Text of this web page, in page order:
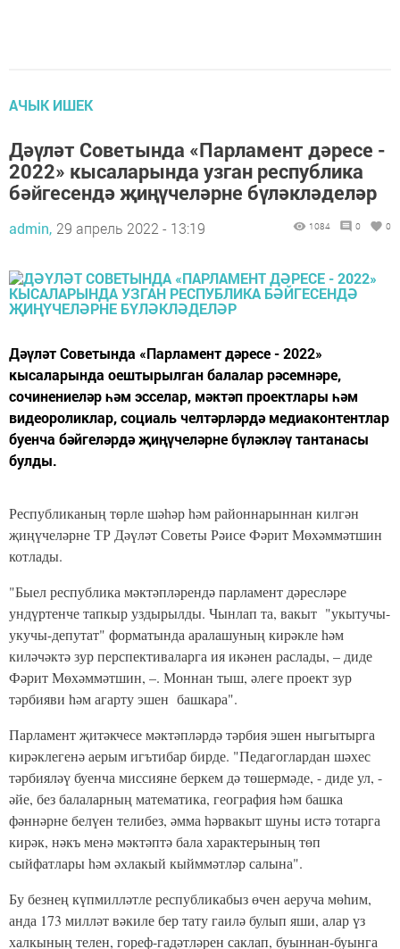
АЧЫК ИШЕК
Дәүләт Советында «Парламент дәресе -
2022» кысаларында узган республика
бәйгесендә җиңүчеләрне бүләкләделәр
admin, 29 апрель 2022 - 13:19 1084 0 0
Дәүләт Советында «Парламент дәресе - 2022»
кысаларында оештырылган балалар рәсемнәре,
сочинениеләр һәм эсселар, мәктәп проектлары һәм
видеороликлар, социаль челтәрләрдә медиаконтентлар
буенча бәйгеләрдә җиңүчеләрне бүләкләү тантанасы
булды.
Республиканың төрле шәһәр һәм районнарыннан килгән
җиңүчеләрне ТР Дәүләт Советы Рәисе Фәрит Мөхәммәтшин
котлады.
"Быел республика мәктәпләрендә парламент дәресләре
ундүртенче тапкыр уздырылды. Чынлап та, вакыт "укытучы-
укучы-депутат" форматында аралашуның кирәкле һәм
киләчәктә зур перспективаларга ия икәнен раслады, – диде
Фәрит Мөхәммәтшин, –. Моннан тыш, әлеге проект зур
тәрбияви һәм агарту эшен башкара".
Парламент җитәкчесе мәктәпләрдә тәрбия эшен ныгытырга
кирәклегенә аерым игътибар бирде. "Педагоглардан шәхес
тәрбияләү буенча миссияне беркем дә төшермәде, - диде ул, -
әйе, без балаларның математика, география һәм башка
фәннәрне белүен телибез, әмма һәрвакыт шуны истә тотарга
кирәк, нәкъ менә мәктәптә бала характерының төп
сыйфатлары һәм әхлакый кыйммәтләр салына".
Бу безнең күпмилләтле республикабыз өчен аеруча мөһим,
анда 173 милләт вәкиле бер тату гаилә булып яши, алар үз
халкының телен, гореф-гадәтләрен саклап, буыннан-буынга